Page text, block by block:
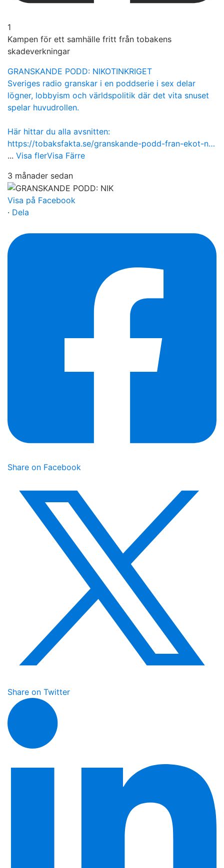
1
Kampen för ett samhälle fritt från tobakens
skadeverkningar
GRANSKANDE PODD: NIKOTINKRIGET
Sveriges radio granskar i en poddserie i sex delar
lögner, lobbyism och världspolitik där det vita snuset
spelar huvudrollen.
Här hittar du alla avsnitten:
https://tobaksfakta.se/granskande-podd-fran-ekot-n…
... Visa flerVisa Färre
3 månader sedan
Visa på Facebook
· Dela
Share on Facebook
Share on Twitter